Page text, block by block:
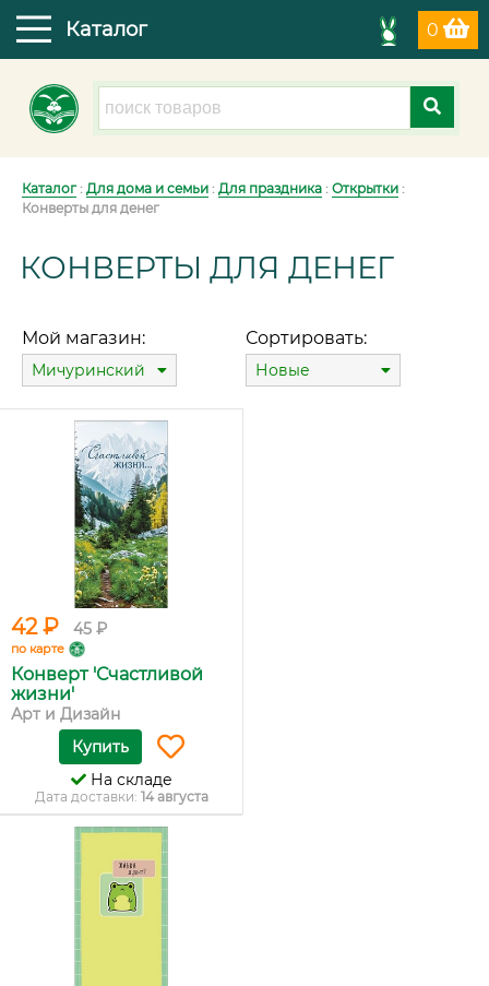
0
Каталог
Каталог: Для дома и семьи : Для праздника : Открытки :
Конверты для денег
КОНВЕРТЫ ДЛЯ ДЕНЕГ
Мой магазин:
Мичуринский
Сортировать:
Новые
42 ₽ 45 ₽
по карте
Конверт 'Счастливой
жизни'
Арт и Дизайн
Купить
На складе
Дата доставки: 14 августа